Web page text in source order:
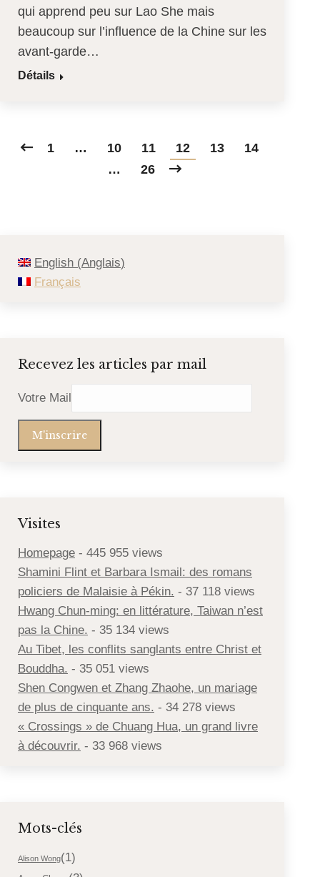
qui apprend peu sur Lao She mais
beaucoup sur l’influence de la Chine sur les
avant-garde…
Détails
1 … 10 11 12 13
14
…
26
English (Anglais)
Français
Recevez les articles par mail
Votre Mail
Visites
Homepage - 445 955 views
Shamini Flint et Barbara Ismail: des romans
policiers de Malaisie à Pékin. - 37 118 views
Hwang Chun-ming: en littérature, Taiwan n’est
pas la Chine. - 35 134 views
Au Tibet, les conflits sanglants entre Christ et
Bouddha. - 35 051 views
Shen Congwen et Zhang Zhaohe, un mariage
de plus de cinquante ans. - 34 278 views
« Crossings » de Chuang Hua, un grand livre
à découvrir. - 33 968 views
Mots-clés
Alison Wong(1)